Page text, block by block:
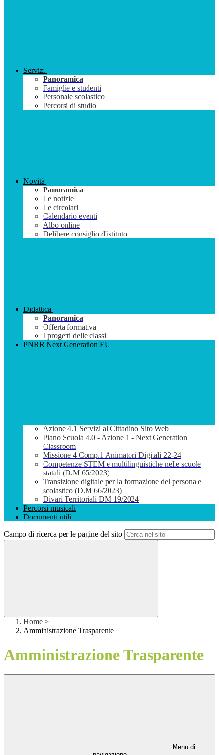
Servizi
Panoramica
Famiglie e studenti
Personale scolastico
Percorsi di studio
Novità
Panoramica
Le notizie
Le circolari
Calendario eventi
Albo online
Delibere consiglio d'istituto
Didattica
Panoramica
Offerta formativa
I progetti delle classi
PNRR Next Generation EU
Azione 4.1 Servizi al Cittadino Sito Web
Piano Scuola 4.0 - Azione 1 - Next Generation
Classroom
Missione 4 Comp.1 Animatori Digitali 22-24
Competenze STEM e multilinguistiche nelle scuole
statali (D.M 65/2023)
Transizione digitale per la formazione del personale
scolastico (D.M 66/2023)
Divari Territoriali DM 19/2024
Percorsi musicali
Documenti utili
Campo di ricerca per le pagine del sito
Home >
Amministrazione Trasparente
Amministrazione Trasparente
Menu di